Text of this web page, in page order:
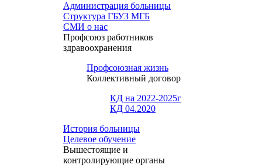
Администрация больницы
Структура ГБУЗ МГБ
СМИ о нас
Профсоюз работников
здравоохранения
Профсоюзная жизнь
Коллективный договор
КД на 2022-2025г
КД 04.2020
История больницы
Целевое обучение
Вышестоящие и
контролирующие органы